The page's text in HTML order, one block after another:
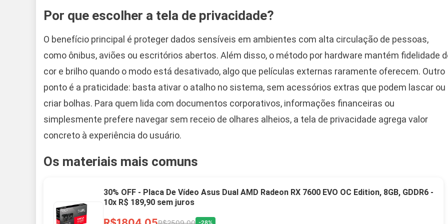
Por que escolher a tela de privacidade?
O benefício principal é proteger dados sensíveis em ambientes com alta circulação de pessoas,
como ônibus, aviões ou escritórios abertos. Além disso, o método por hardware mantém fidelidade
cor e brilho quando o modo está desativado, algo que películas externas raramente oferecem. Outro
ponto é a praticidade: basta ativar o atalho no sistema, sem acessórios extras que podem lascar ou
criar bolhas. Para quem lida com documentos corporativos, informações financeiras ou
simplesmente prefere navegar sem receio de olhares alheios, a tela de privacidade agrega valor
concreto à experiência do usuário.
Os materiais mais comuns
30% OFF - Placa De Vídeo Asus Dual AMD Radeon RX 7600 EVO OC Edition, 8GB, GDDR6 -
10x R$ 189,90 sem juros
-28%